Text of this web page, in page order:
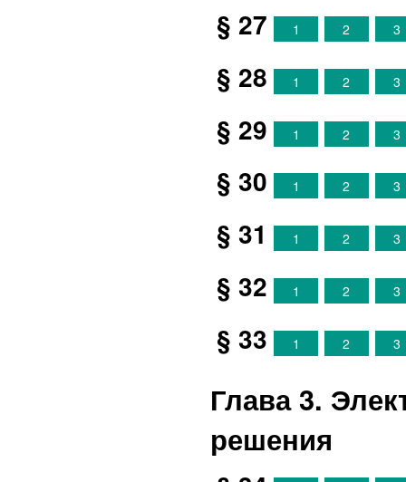
§ 27 1 2 3
§ 28 1 2 3
§ 29 1 2 3
§ 30 1 2 3
§ 31 1 2 3
§ 32 1 2 3
§ 33 1 2 3
Глава 3.
решения